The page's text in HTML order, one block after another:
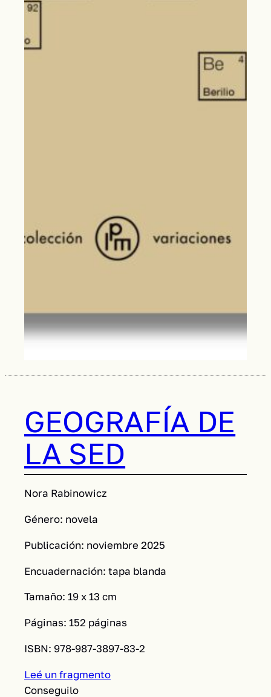
GEOGRAFÍA DE
LA SED
Nora Rabinowicz
Género: novela
Publicación: noviembre 2025
Encuadernación: tapa blanda
Tamaño: 19 x 13 cm
Páginas: 152 páginas
ISBN: 978-987-3897-83-2
Leé un fragmento
Conseguilo